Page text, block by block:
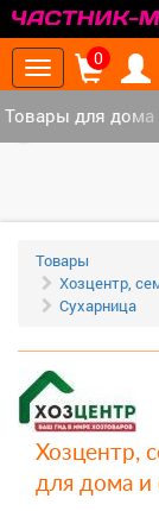
Toggle
navigation
0
Товары для дома
Товары
Хозцентр,
Сухарница
Хозцентр,
для дома и
‹